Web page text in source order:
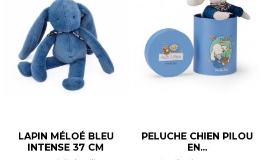
LAPIN MÉLOÉ BLEU
INTENSE 37 CM
PELUCHE CHIEN PILOU
EN...